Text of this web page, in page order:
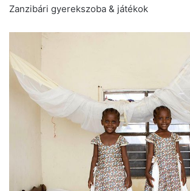
Zanzibári gyerekszoba & játékok